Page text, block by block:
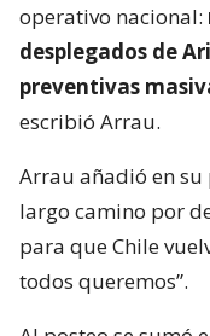
operativo nacional:
desplegados de
preventivas
escribió Arrau.
Arrau añadió en
largo camino por
para que Chile
todos queremos”.